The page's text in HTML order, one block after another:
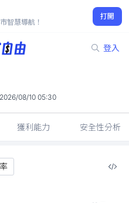
智慧導航！
打開
登入
2026/08/10 05:30
獲利能力 安全性分析